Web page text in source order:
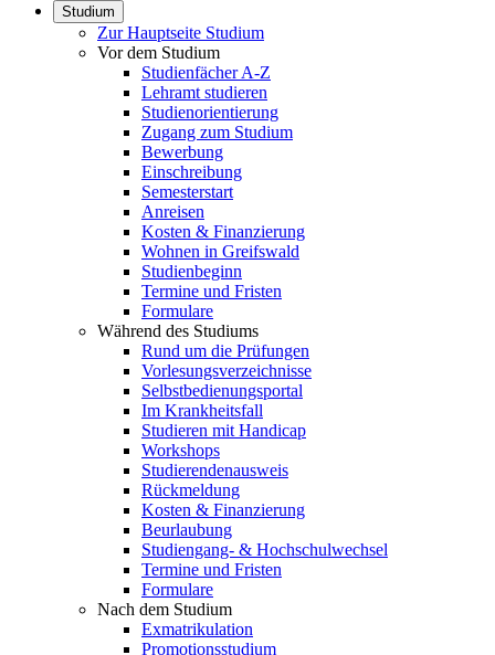
Studium
Zur Hauptseite Studium
Vor dem Studium
Studienfächer A-Z
Lehramt studieren
Studienorientierung
Zugang zum Studium
Bewerbung
Einschreibung
Semesterstart
Anreisen
Kosten & Finanzierung
Wohnen in Greifswald
Studienbeginn
Termine und Fristen
Formulare
Während des Studiums
Rund um die Prüfungen
Vorlesungsverzeichnisse
Selbstbedienungsportal
Im Krankheitsfall
Studieren mit Handicap
Workshops
Studierendenausweis
Rückmeldung
Kosten & Finanzierung
Beurlaubung
Studiengang- & Hochschulwechsel
Termine und Fristen
Formulare
Nach dem Studium
Exmatrikulation
Promotionsstudium